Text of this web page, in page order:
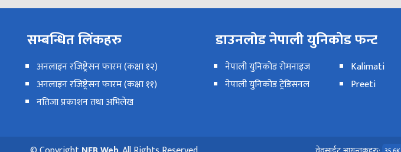
सम्बन्धित लिंकहरु
अनलाइन रजिष्ट्रेसन फारम (कक्षा १२)
अनलाइन रजिष्ट्रेसन फारम (कक्षा ११)
नतिजा प्रकाशन तथा अभिलेख
डाउनलोड नेपाली युनिकोड फन्ट
नेपाली युनिकोड रोमनाइज
नेपाली युनिकोड ट्रेडिसनल
Kalimati
Preeti